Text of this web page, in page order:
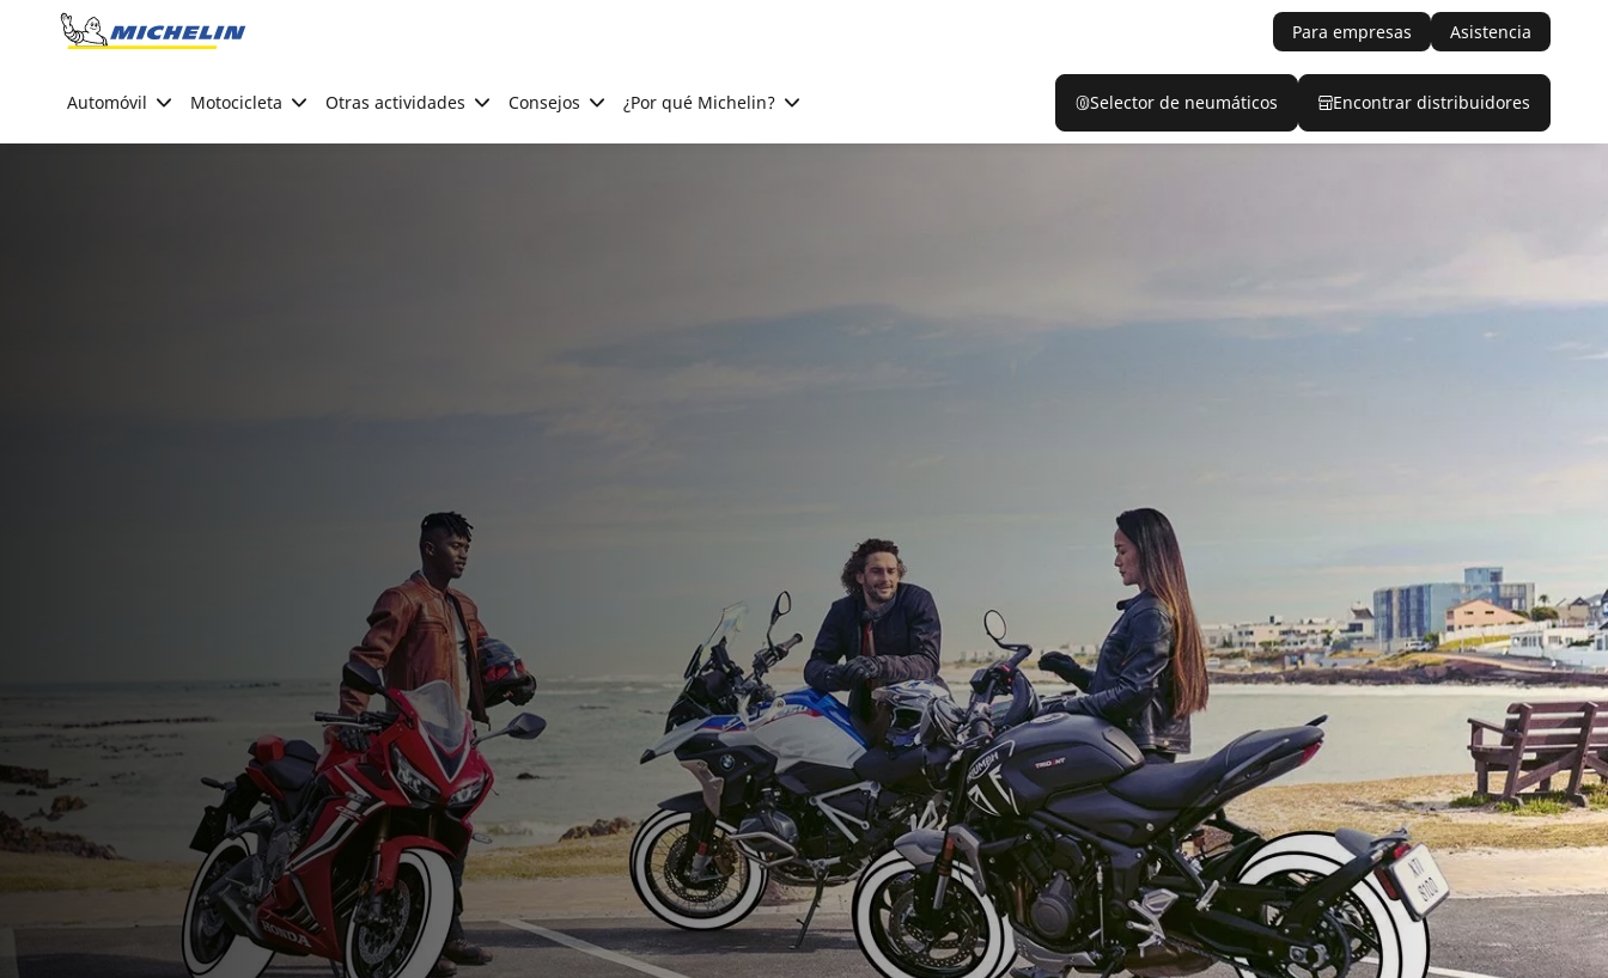
Go to page content
Para empresas Asistencia
Automóvil Motocicleta Otras actividades Consejos ¿Por qué Michelin? Selector de neumáticos Encontrar distribuidores